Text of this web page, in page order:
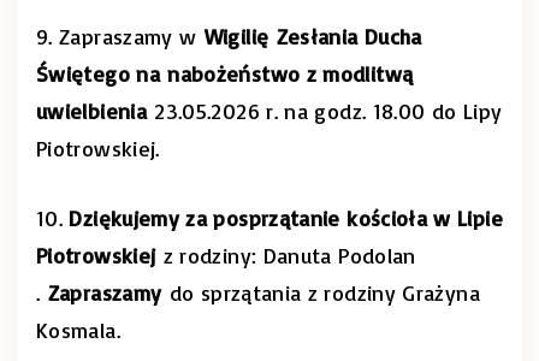
9. Zapraszamy wWigilię Zesłania Ducha
Świętego na nabożeństwo z modlitwą
uwielbienia 23.05.2026 r. na godz. 18.00 do Lipy
Piotrowskiej.
10. Dziękujemy za posprzątanie kościoła w Lipie
Piotrowskiejz rodziny: Danuta Podolan
. Zapraszamydo sprzątania z rodziny Grażyna
Kosmala.